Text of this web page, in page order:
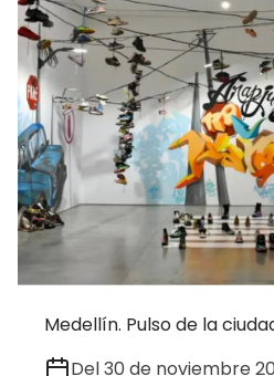
Medellín. Pulso de la
Del 30 de noviembre